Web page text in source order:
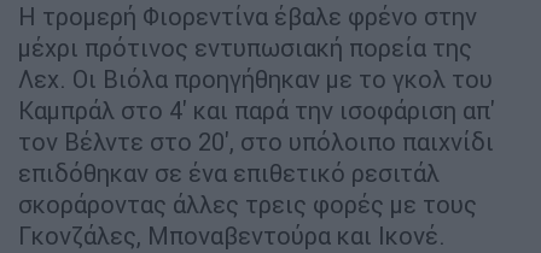
Η τρομερή Φιορεντίνα έβαλε φρένο στην
μέχρι πρότινος εντυπωσιακή πορεία της
Λεχ. Οι Βιόλα προηγήθηκαν με το γκολ του
Καμπράλ στο 4' και παρά την ισοφάριση απ'
τον Βέλντε στο 20', στο υπόλοιπο παιχνίδι
επιδόθηκαν σε ένα επιθετικό ρεσιτάλ
σκοράροντας άλλες τρεις φορές με τους
Γκονζάλες, Μποναβεντούρα και Ικονέ.